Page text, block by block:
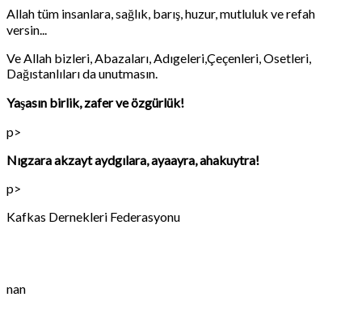
Allah tüm insanlara, sağlık, barış, huzur, mutluluk ve refah
versin...
Ve Allah bizleri, Abazaları, Adıgeleri,Çeçenleri, Osetleri,
Dağıstanlıları da unutmasın.
Yaşasın birlik, zafer ve özgürlük!
p>
Nıgzara akzayt aydgılara, ayaayra, ahakuytra!
p>
Kafkas Dernekleri Federasyonu
nan